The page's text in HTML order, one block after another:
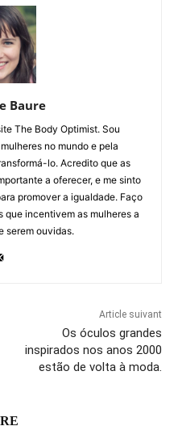
Baure
The Body Optimist. Sou
no mundo e pela
lo. Acredito que as
a oferecer, e me sinto
promover a igualdade. Faço
incentivem as mulheres a
serem ouvidas.
Article suivant
Os óculos grandes
inspirados nos anos 2000
estão de volta à moda.